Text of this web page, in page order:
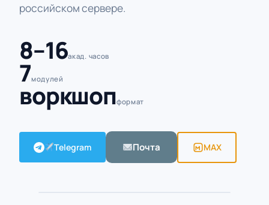
российском сервере.
8–16акад. часов
7модулей
воркшопформат
Telegram Почта MAX